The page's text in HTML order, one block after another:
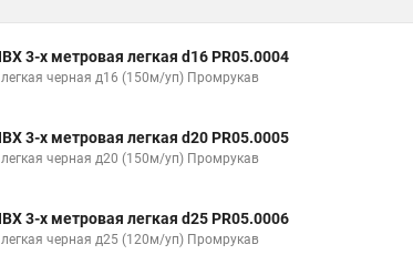
3-х метровая легкая d16 PR05.0004
черная д16 (150м/уп) Промрукав
3-х метровая легкая d20 PR05.0005
черная д20 (150м/уп) Промрукав
3-х метровая легкая d25 PR05.0006
черная д25 (120м/уп) Промрукав